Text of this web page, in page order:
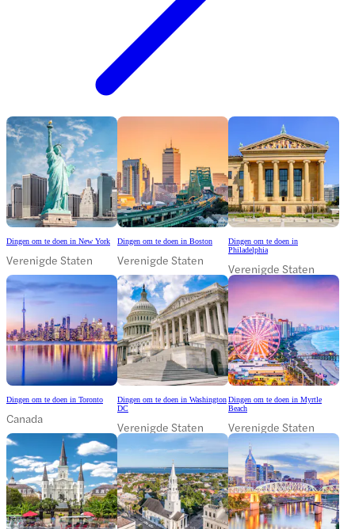
Dingen om te doen in New York
Verenigde Staten
Dingen om te doen in Boston
Verenigde Staten
Dingen om te doen in
Philadelphia
Verenigde Staten
Dingen om te doen in Toronto
Canada
Dingen om te doen in Washington
DC
Verenigde Staten
Dingen om te doen in Myrtle
Beach
Verenigde Staten